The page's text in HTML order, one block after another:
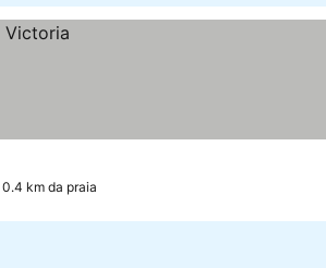
0.4 km da praia